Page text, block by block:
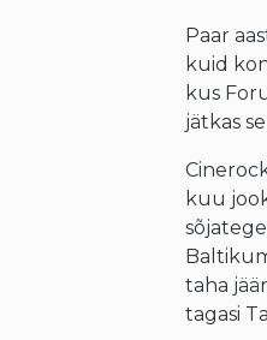
Paar
kuid
kus
jätkas
kuu
taha
tagasi